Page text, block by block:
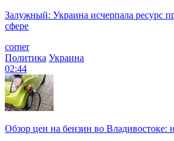
Залужный: Украина исчерпала ресурс
сфере
corner
Политика Украина
02:44
Обзор цен на бензин во Владивостоке: